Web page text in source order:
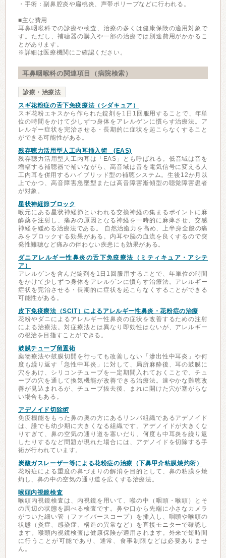
・手術：副鼻腔炎や扁桃炎、声帯ポリープなどに行われる。
■主な費用
耳鼻咽喉科での診療や検査、治療の多くは健康保険の適用対象で
す。ただし、補聴器の購入や一部の治療では別途費用がかかるこ
とがあります。
※詳細は医療機関にご確認ください。
耳鼻咽喉科の関連項目（病院検索）
診療・治療法
スギ花粉症の舌下免疫療法（シダキュア）
スギ花粉エキスから作られた錠剤を1日1回服用することで、年単
位の時間をかけて少しずつ身体をアレルゲンに慣らす治療法。ア
レルギー症状を完治させる・長期的に症状を起こらなくすること
ができる可能性がある。
残存聴力活用型人工内耳挿入術 (EAS)
残存聴力活用型人工内耳は「EAS」とも呼ばれる。低音域は音を
増幅する補聴器で補いながら、高音域は音を電気信号に変える人
工内耳を併用するハイブリッド型の補聴システム。生後12か月以
上でかつ、高音障害急墜型または高音障害漸傾型の聴覚障害患者
が対象。
星状神経節ブロック
喉元にある星状神経節といわれる交換神経の集まるポイントに麻
酔薬を注射し、痛みの原因となる神経を一時的に麻痺させ、交感
神経を緩める治療法である。 自然治癒力を高め、上半身全般の痛
みをブロックする効果がある。内耳や脳の血流を良くするので突
発性難聴など痛みの伴わない疾患にも効果がある。
ダニアレルギー性鼻炎の舌下免疫療法（ミティキュア・アシテ
ア）
アレルゲンを含んだ錠剤を1日1回服用することで、年単位の時間
をかけて少しずつ身体をアレルゲンに慣らす治療法。アレルギー
症状を完治させる・長期的に症状を起こらなくすることができる
可能性がある。
皮下免疫療法（SCIT）によるアレルギー性鼻炎・花粉症の治療
花粉やダニによるアレルギー性鼻炎の症状を改善するための注射
による治療法。対症療法とは異なり即効性はないが、アレルギー
の根治を目指すことができる。
鼓膜チューブ留置術
薬物療法や鼓膜切開を行っても改善しない「滲出性中耳炎」や何
度も繰り返す「急性中耳炎」に対して、局所麻酔後、耳の鼓膜に
穴をあけ、シリコンチューブを一定期間入れておくことで、チュ
ーブの穴を通して換気機能が改善できる治療法。速やかな難聴改
善が見込まれるが、チューブ抜去後、まれに開けた穴が塞がらな
い場合もある。
アデノイド切除術
免疫機能をもった鼻の奥の方にあるリンパ組織であるアデノイド
は、誰でも幼少期に大きくなる組織です。アデノイドが大きくな
りすぎて、鼻の空気の通り道を塞いだり、何度も中耳炎を繰り返
したりするなど問題が現れた場合には、アデノイドを切除する手
術が行われています。
炭酸ガスレーザー等による花粉症の治療（下鼻甲介粘膜焼灼術）
花粉症による重度の鼻づまりの解消を目的として、鼻の粘膜を焼
灼し、鼻の中の空気の通り道を広くする治療法。
喉頭内視鏡検査
喉頭内視鏡検査は、内視鏡を用いて、喉の中（咽頭・喉頭）とそ
の周辺の状態を調べる検査です。鼻や口から先端に小さなカメラ
がついた細い管（ファイバースコープ）を挿入し、咽頭や喉頭の
状態（炎症、感染症、構造の異常など）を直接モニターで確認し
ます。喉頭内視鏡検査は健康保険が適用されます。外来で短時間
に行うことが可能であり、通常、食事制限などは必要ありませ
ん。